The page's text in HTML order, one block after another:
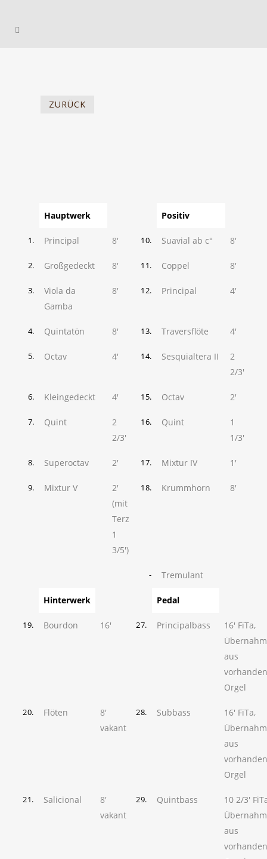
ZURÜCK
Hauptwerk Positiv
1. Principal 8' 10. Suavial ab c° 8'
2. Großgedeckt 8' 11. Coppel 8'
3.
Viola da
Gamba
8' 12. Principal 4'
4. Quintatön 8' 13. Traversflöte 4'
5. Octav 4' 14. Sesquialtera II
2
2/3'
6. Kleingedeckt 4' 15. Octav 2'
7. Quint
2
2/3'
16. Quint
1
1/3'
8. Superoctav 2' 17. Mixtur IV 1'
9. Mixtur V
2'
(mit
Terz
1
3/5')
18. Krummhorn 8'
- Tremulant
Hinterwerk Pedal
19. Bourdon 16' 27. Principalbass
16' FiTa,
aus
Orgel
20. Flöten
8'
vakant
28. Subbass
16' FiTa,
aus
Orgel
21. Salicional
8'
vakant
29. Quintbass
10 2/3'
aus